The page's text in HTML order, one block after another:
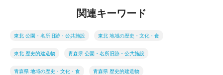
関連キーワード
東北 公園・名所旧跡・公共施設 東北 地域の歴史・文化・食
東北 歴史的建造物 青森県 公園・名所旧跡・公共施設
青森県 地域の歴史・文化・食 青森県 歴史的建造物